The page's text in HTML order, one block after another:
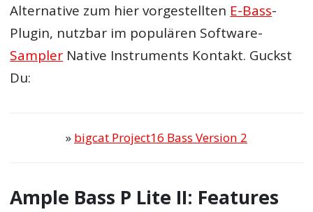
Alternative zum hier vorgestellten E-Bass-
Plugin, nutzbar im populären Software-
Sampler Native Instruments Kontakt. Guckst
Du:
» bigcat Project16 Bass Version 2
Ample Bass P Lite II: Features